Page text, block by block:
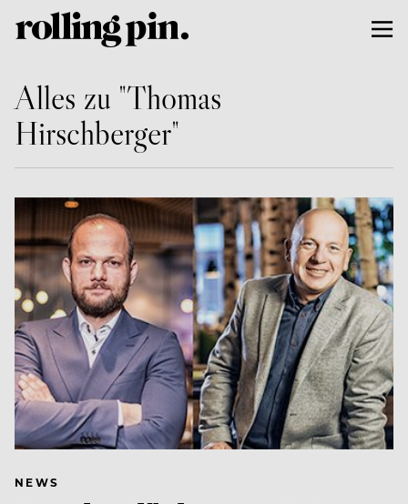
Alles zu "Thomas
Hirschberger"
NEWS